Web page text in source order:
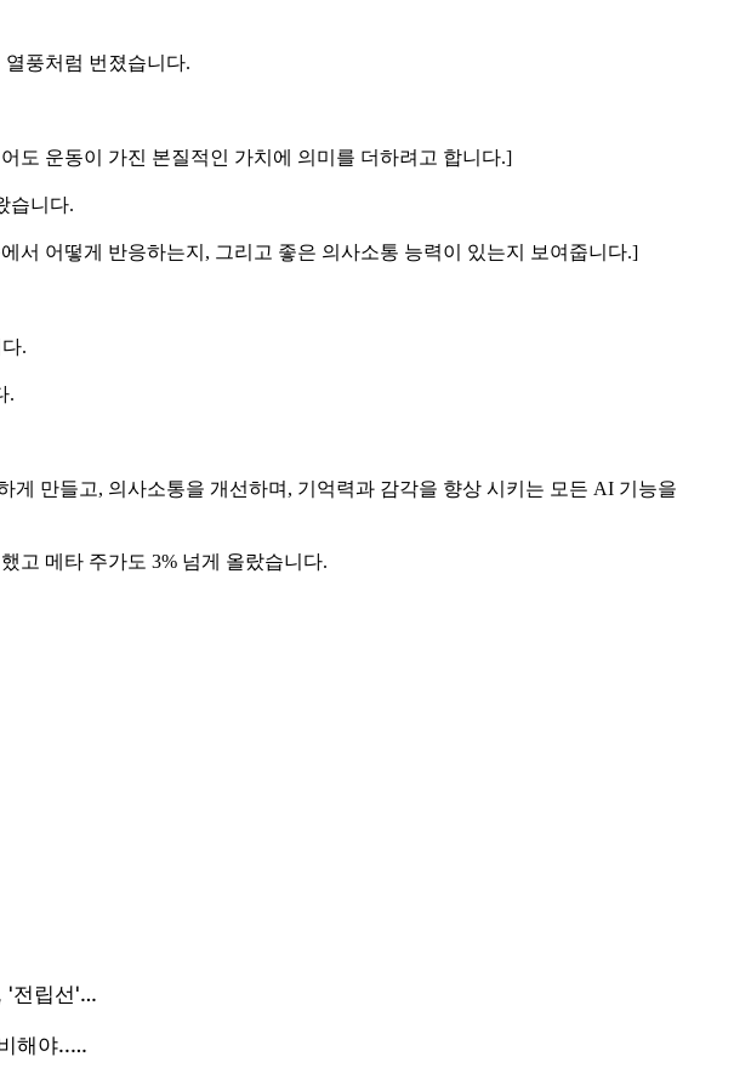
풍처럼 번졌습니다.
도 운동이 가진 본질적인 가치에 의미를 더하려고 합니다.]
습니다.
서 어떻게 반응하는지, 그리고 좋은 의사소통 능력이 있는지 보여줍니다.]
.
.
게 만들고, 의사소통을 개선하며, 기억력과 감각을 향상 시키는 모든 AI 기능을
고 메타 주가도 3% 넘게 올랐습니다.